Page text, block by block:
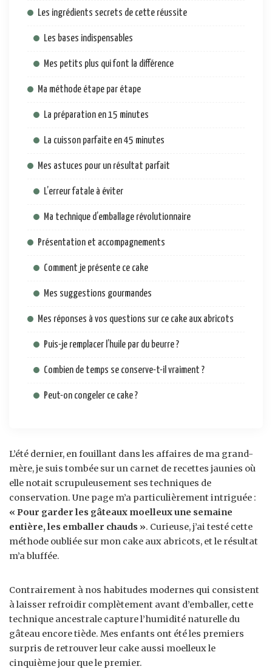
Les ingrédients secrets de cette réussite
Les bases indispensables
Mes petits plus qui font la différence
Ma méthode étape par étape
La préparation en 15 minutes
La cuisson parfaite en 45 minutes
Mes astuces pour un résultat parfait
L’erreur fatale à éviter
Ma technique d’emballage révolutionnaire
Présentation et accompagnements
Comment je présente ce cake
Mes suggestions gourmandes
Mes réponses à vos questions sur ce cake aux abricots
Puis-je remplacer l’huile par du beurre ?
Combien de temps se conserve-t-il vraiment ?
Peut-on congeler ce cake ?
L’été dernier, en fouillant dans les affaires de ma grand-
mère, je suis tombée sur un carnet de recettes jaunies où
elle notait scrupuleusement ses techniques de
conservation. Une page m’a particulièrement intriguée :
« Pour garder les gâteaux moelleux une semaine
entière, les emballer chauds ». Curieuse, j’ai testé cette
méthode oubliée sur mon cake aux abricots, et le résultat
m’a bluffée.
Contrairement à nos habitudes modernes qui consistent
à laisser refroidir complètement avant d’emballer, cette
technique ancestrale capture l’humidité naturelle du
gâteau encore tiède. Mes enfants ont été les premiers
surpris de retrouver leur cake aussi moelleux le
cinquième jour que le premier.